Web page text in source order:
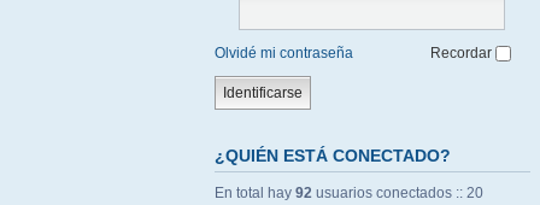
Olvidé mi contraseña Recordar
¿QUIÉN ESTÁ CONECTADO?
En total hay 92 usuarios conectados :: 20